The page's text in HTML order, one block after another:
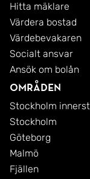
Hitta mäklare
Värdera bostad
Värdebevakaren
Socialt ansvar
Ansök om bolån
Områden
Stockholm
Stockholm
Göteborg
Malmö
Fjällen